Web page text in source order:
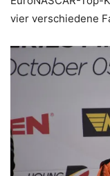
vier verschiedene